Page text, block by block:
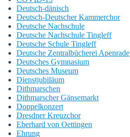
Deutsch-dänisch
Deutsch-Deutscher Kammerchor
Deutsche Nachschule
Deutsche Nachschule Tingleff
Deutsche Schule Tingleff
Deutsche Zentralbücherei Apenrade
Deutsches Gymnasium
Deutsches Museum
Dienstjubiläum
Dithmarschen
Dithmarscher Gänsemarkt
Doppelkonzert
Dresdner Kreuzchor
Eberhard von Oettingen
Ehrung